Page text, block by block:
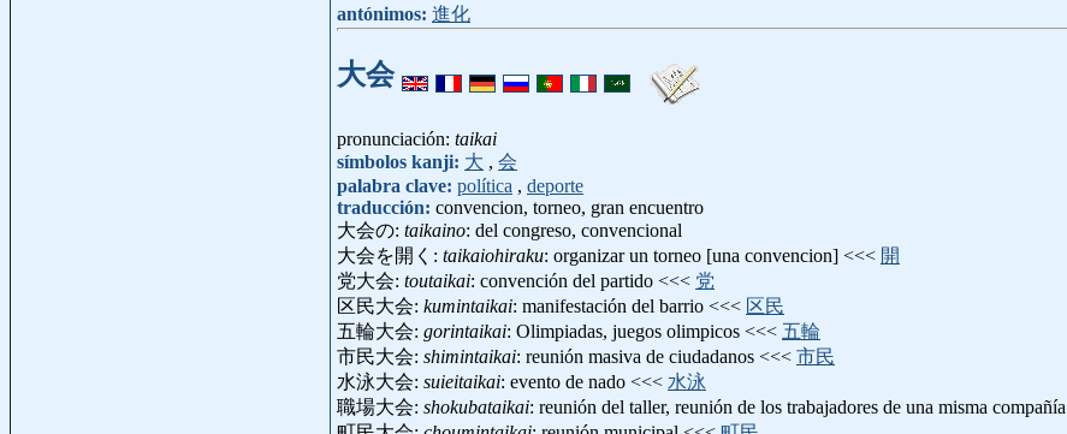
antónimos: 進化
大会
pronunciación: taikai
símbolos kanji: 大 , 会
palabra clave: política , deporte
traducción: convencion, torneo, gran encuentro
大会の: taikaino: del congreso, convencional
大会を開く: taikaiohiraku: organizar un torneo [una convencion] <<< 開
党大会: toutaikai: convención del partido <<< 党
区民大会: kumintaikai: manifestación del barrio <<< 区民
五輪大会: gorintaikai: Olimpiadas, juegos olimpicos <<< 五輪
市民大会: shimintaikai: reunión masiva de ciudadanos <<< 市民
水泳大会: suieitaikai: evento de nado <<< 水泳
職場大会: shokubataikai: reunión del taller, reunión de los trabajadores de una misma